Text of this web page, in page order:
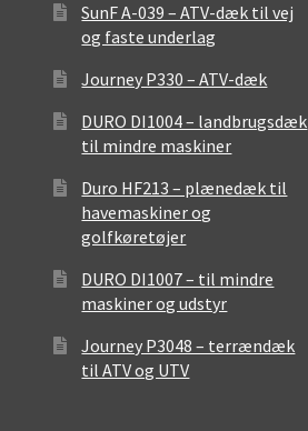
SunF A-039 – ATV-dæk til vej
og faste underlag
Journey P330 – ATV-dæk
DURO DI1004 – landbrugsdæk
til mindre maskiner
Duro HF213 – plænedæk til
havemaskiner og
golfkøretøjer
DURO DI1007 – til mindre
maskiner og udstyr
Journey P3048 – terrændæk
til ATV og UTV